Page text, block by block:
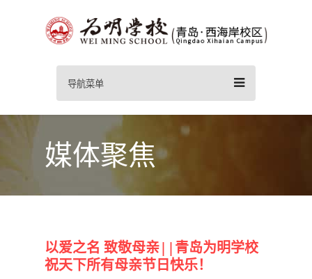
导航菜单
媒体聚焦
以爱之名 致敬母亲||青岛为明学校
祝天下所有母亲节日快乐！